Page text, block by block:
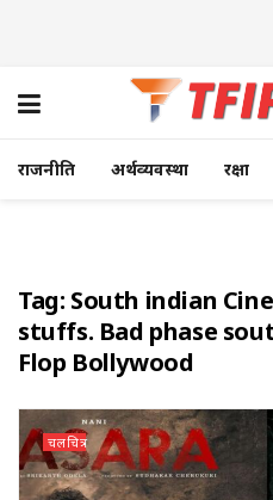
राजनीति अर्थव्यवस्था रक्षा
Tag: South indian
stuffs. Bad phase
Flop Bollywood
चलचित्र